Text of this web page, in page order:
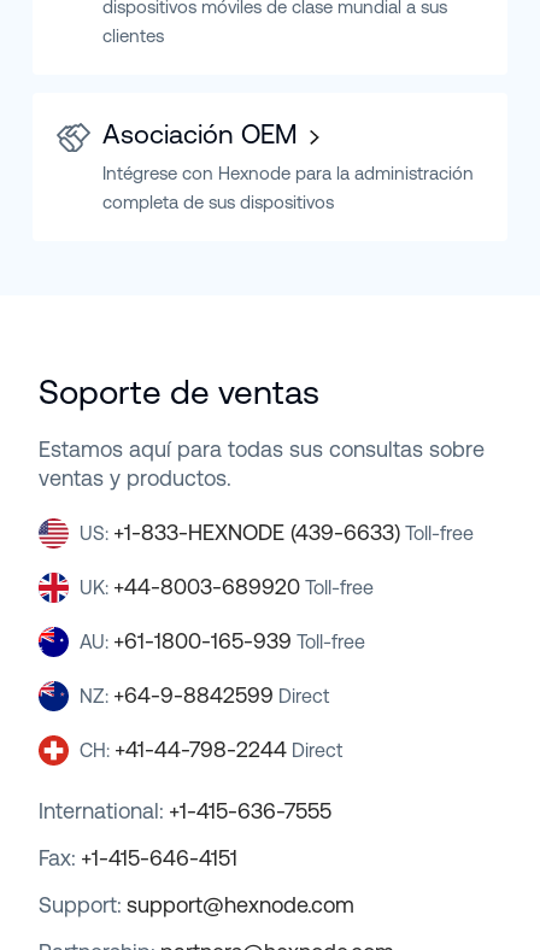
dispositivos móviles de clase mundial a sus
clientes
Asociación OEM
Intégrese con Hexnode para la administración
completa de sus dispositivos
Soporte de ventas
Estamos aquí para todas sus consultas sobre
ventas y productos.
US: +1-833-HEXNODE (439-6633) Toll-free
UK: +44-8003-689920 Toll-free
AU: +61-1800-165-939 Toll-free
NZ: +64-9-8842599 Direct
CH: +41-44-798-2244 Direct
International: +1-415-636-7555
Fax: +1-415-646-4151
Support: support@hexnode.com